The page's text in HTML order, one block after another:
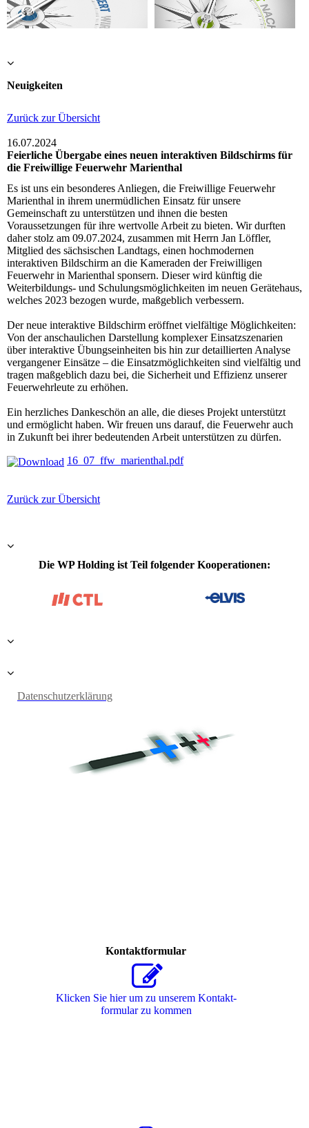
Neuigkeiten
Zurück zur Übersicht
16.07.2024
Feierliche Übergabe eines neuen interaktiven Bildschirms für
die Freiwillige Feuerwehr Marienthal
Es ist uns ein besonderes Anliegen, die Freiwillige Feuerwehr
Marienthal in ihrem unermüdlichen Einsatz für unsere
Gemeinschaft zu unterstützen und ihnen die besten
Voraussetzungen für ihre wertvolle Arbeit zu bieten. Wir durften
daher stolz am 09.07.2024, zusammen mit Herrn Jan Löffler,
Mitglied des sächsischen Landtags, einen hochmodernen
interaktiven Bildschirm an die Kameraden der Freiwilligen
Feuerwehr in Marienthal sponsern. Dieser wird künftig die
Weiterbildungs- und Schulungsmöglichkeiten im neuen Gerätehaus,
welches 2023 bezogen wurde, maßgeblich verbessern.
Der neue interaktive Bildschirm eröffnet vielfältige Möglichkeiten:
Von der anschaulichen Darstellung komplexer Einsatzszenarien
über interaktive Übungseinheiten bis hin zur detaillierten Analyse
vergangener Einsätze – die Einsatzmöglichkeiten sind vielfältig und
tragen maßgeblich dazu bei, die Sicherheit und Effizienz unserer
Feuerwehrleute zu erhöhen.
Ein herzliches Dankeschön an alle, die dieses Projekt unterstützt
und ermöglicht haben. Wir freuen uns darauf, die Feuerwehr auch
in Zukunft bei ihrer bedeutenden Arbeit unterstützen zu dürfen.
16_07_ffw_marienthal.pdf
Zurück zur Übersicht
Die WP Holding ist Teil folgender Kooperationen:
Datenschutzerklärung
Kontaktformular
Klicken Sie hier um zu unserem Kon­takt­
for­mu­lar zu kommen